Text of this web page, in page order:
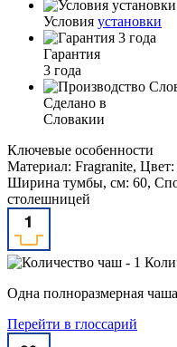
Условия установки
Гарантия
3 года
Сделано в
Словакии
Ключевые особенности
Материал: Fragranite,
Ширина тумбы, см: 60,
столешницей
Одна полноразмерная
Перейти в глоссарий